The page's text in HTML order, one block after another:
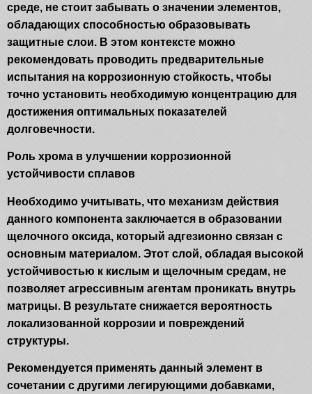
среде, не стоит забывать о значении элементов,
обладающих способностью образовывать
защитные слои. В этом контексте можно
рекомендовать проводить предварительные
испытания на коррозионную стойкость, чтобы
точно установить необходимую концентрацию для
достижения оптимальных показателей
долговечности.
Роль хрома в улучшении коррозионной
устойчивости сплавов
Необходимо учитывать, что механизм действия
данного компонента заключается в образовании
щелочного оксида, который адгезионно связан с
основным материалом. Этот слой, обладая высокой
устойчивостью к кислым и щелочным средам, не
позволяет агрессивным агентам проникать внутрь
матрицы. В результате снижается вероятность
локализованной коррозии и повреждений
структуры.
Рекомендуется применять данный элемент в
сочетании с другими легирующими добавками,